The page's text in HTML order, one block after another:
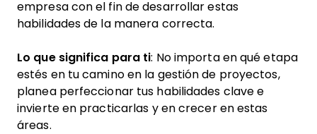
empresa con el fin de desarrollar estas
habilidades de la manera correcta.
Lo que significa para ti: No importa en qué etapa
estés en tu camino en la gestión de proyectos,
planea perfeccionar tus habilidades clave e
invierte en practicarlas y en crecer en estas
áreas.